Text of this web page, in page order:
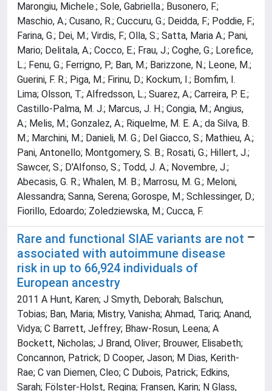
Marongiu, Michele.; Sole, Gabriella.; Busonero, F.;
Maschio, A.; Cusano, R.; Cuccuru, G.; Deidda, F.; Poddie, F.;
Farina, G.; Dei, M.; Virdis, F.; Olla, S.; Satta, Maria A.; Pani,
Mario; Delitala, A.; Cocco, E.; Frau, J.; Coghe, G.; Lorefice,
L.; Fenu, G.; Ferrigno, P.; Ban, M.; Barizzone, N.; Leone, M.;
Guerini, F. R.; Piga, M.; Firinu, D.; Kockum, I.; Bomfim, I.
Lima; Olsson, T.; Alfredsson, L.; Suarez, A.; Carreira, P. E.;
Castillo-Palma, M. J.; Marcus, J. H.; Congia, M.; Angius,
A.; Melis, M.; Gonzalez, A.; Riquelme, M. E. A.; da Silva, B.
M.; Marchini, M.; Danieli, M. G.; Del Giacco, S.; Mathieu, A.;
Pani, Antonello; Montgomery, S. B.; Rosati, G.; Hillert, J.;
Sawcer, S.; D'Alfonso, S.; Todd, J. A.; Novembre, J.;
Abecasis, G. R.; Whalen, M. B.; Marrosu, M. G.; Meloni,
Alessandra; Sanna, Serena; Gorospe, M.; Schlessinger, D.;
Fiorillo, Edoardo; Zoledziewska, M.; Cucca, F.
Rare and functional SIAE variants are not
associated with autoimmune disease
risk in up to 66,924 individuals of
European ancestry
2011 A Hunt, Karen; J Smyth, Deborah; Balschun,
Tobias; Ban, Maria; Mistry, Vanisha; Ahmad, Tariq; Anand,
Vidya; C Barrett, Jeffrey; Bhaw-Rosun, Leena; A
Bockett, Nicholas; J Brand, Oliver; Brouwer, Elisabeth;
Concannon, Patrick; D Cooper, Jason; M Dias, Kerith-
Rae; C van Diemen, Cleo; C Dubois, Patrick; Edkins,
Sarah; Fölster-Holst, Regina; Fransen, Karin; N Glass,